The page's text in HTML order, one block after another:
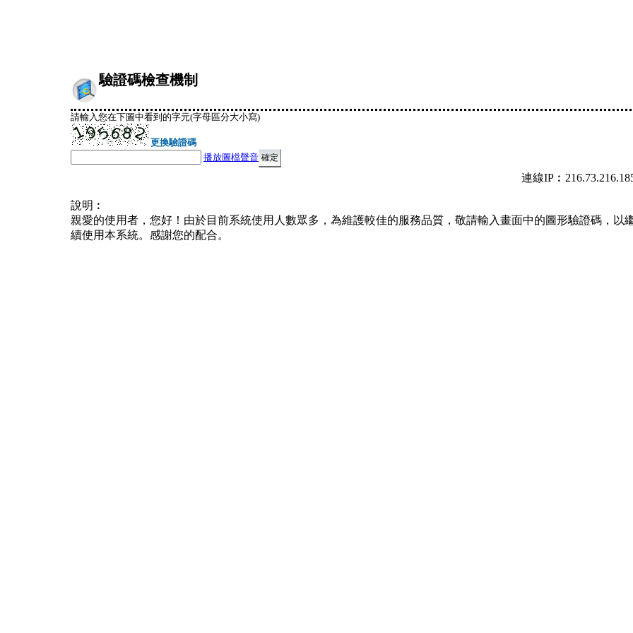
驗證碼檢查機制
請輸入您在下圖中看到的字元(字母區分大小寫)
更換驗證碼
播放圖檔聲音
連線
說明︰
親愛的使用者，您好！由於目前系統使用人數眾多，為維護較佳的服務品質，敬請輸入畫面中的圖形驗證碼，以
續使用本系統。感謝您的配合。